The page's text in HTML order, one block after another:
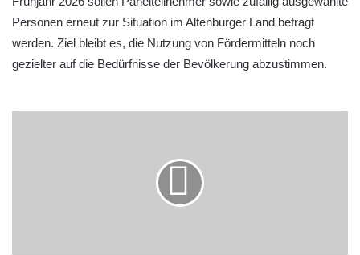
Personen erneut zur Situation im Altenburger Land befragt
werden. Ziel bleibt es, die Nutzung von Fördermitteln noch
gezielter auf die Bedürfnisse der Bevölkerung abzustimmen.